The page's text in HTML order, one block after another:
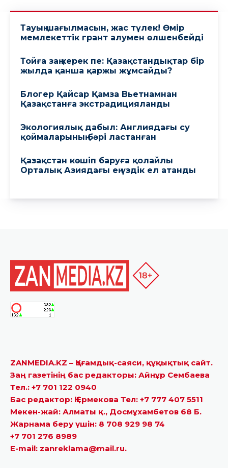
ZANMEDIA.KZ – Қоғамдық-саяси, құқықтық сайт.
Заң газетінің бас редакторы: Айнұр Сембаева
Тел.: +7 701 122 0940
Бас редактор: Қ.Ермекова Тел: +7 777 407 5511
Мекен-жай: Алматы қ., Досмұхамбетов 68 Б.
Жарнама беру үшін: 8 708 929 98 74
+7 701 276 8989
E-mail: zanreklama@mail.ru.